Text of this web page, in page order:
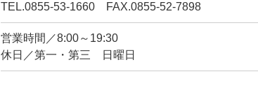
TEL.0855-53-1660 FAX.0855-52-7898
営業時間／8:00～19:30
休日／第一・第三 日曜日